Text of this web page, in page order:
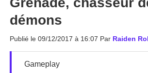
démons
Publié le 09/12/2017 à 16:07 Par Raiden
Gameplay